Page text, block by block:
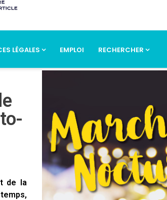
LÉGALES EMPLOI RECHERCHER
de la